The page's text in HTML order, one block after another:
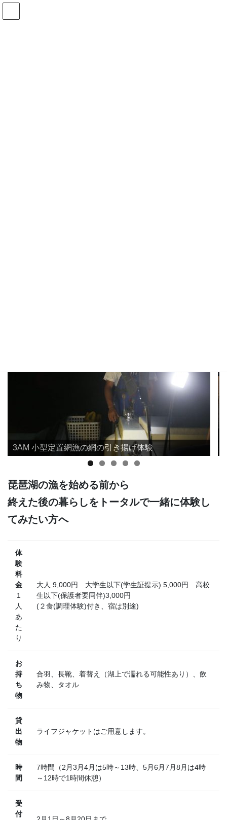
コ
ン
ナ
ビ
3AM 小型定置網漁の網の引き揚げ体験
琵琶湖の漁を始める前から
終えた後の暮らしをトータルで一緒に体験し
てみたい方へ
体
験
料
金
1
人
あ
た
り
大人 9,000円 大学生以下(学生証提示) 5,000円 高校
生以下(保護者要同伴)3,000円
(２食(調理体験)付き、宿は別途)
お
持
ち
物
合羽、長靴、着替え（湖上で濡れる可能性あり）、飲
み物、タオル
貸
出
物
ライフジャケットはご用意します。
時
間
7時間（2月3月4月は5時～13時、5月6月7月8月は4時
～12時で1時間休憩）
受
付